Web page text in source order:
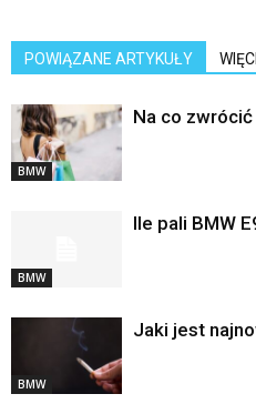
POWIĄZANE ARTYKUŁY
BMW
Na co
BMW
Ile pali BMW
BMW
Jaki jest